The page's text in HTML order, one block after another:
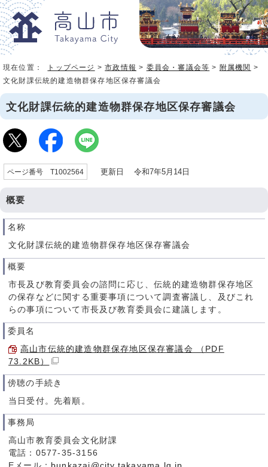
現在位置： トップページ >市政情報 > 委員会・審議会等 > 附属機関 >
文化財課伝統的建造物群保存地区保存審議会
文化財課伝統的建造物群保存地区保存審議会
ページ番号 T1002564 更新日 令和7年5月14日
概要
名称
文化財課伝統的建造物群保存地区保存審議会
概要
市長及び教育委員会の諮問に応じ、伝統的建造物群保存地区
の保存などに関する重要事項について調査審議し、及びこれ
らの事項について市長及び教育委員会に建議します。
委員名
高山市伝統的建造物群保存地区保存審議会 （PDF
73.2KB）
傍聴の手続き
当日受付。先着順。
事務局
高山市教育委員会文化財課
電話：0577-35-3156